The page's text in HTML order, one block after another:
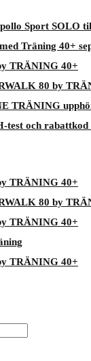
Sport SOLO
Träning 40+
TRÄNING 40+
80 by
TRÄNING
test och
TRÄNING 40+
80 by
TRÄNING 40+
TRÄNING 40+